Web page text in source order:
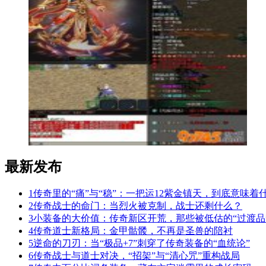
最新发布
1传奇里的“痛”与“稳”：一把运12紫金镇天，到底意味着
2传奇战士的命门：当烈火被克制，战士还剩什么？
3小装备的大价值：传奇新区开荒，那些被低估的“过渡品
4传奇道士新格局：金甲骷髅，不再是圣兽的陪衬
5逆命的刀刃：当“极品+7”刺穿了传奇装备的“血统论”
6传奇战士与道士对决，“招架”与“清心咒”重构战局